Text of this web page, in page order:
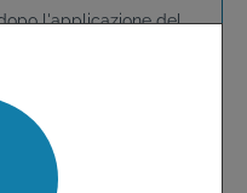
l'applicazione del
asportato dagli
la durata